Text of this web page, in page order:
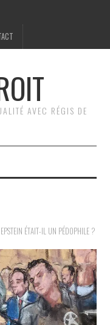
AVEC RÉGIS DE
EPSTEIN ÉTAIT-IL UN PÉDOPHILE ?